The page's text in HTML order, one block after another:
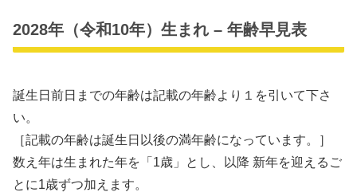
2028年（令和10年）生まれ – 年齢早見表
誕生日前日までの年齢は記載の年齢より１を引いて下さ
い。
［記載の年齢は誕生日以後の満年齢になっています。］
数え年は生まれた年を「1歳」とし、以降 新年を迎えるご
とに1歳ずつ加えます。